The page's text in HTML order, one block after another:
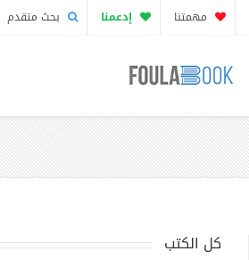
مهمتنا إدعمنا بحث متقدم
كل الكتب